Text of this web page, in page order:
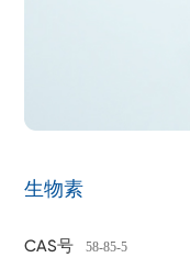
生物素
CAS号 58-85-5